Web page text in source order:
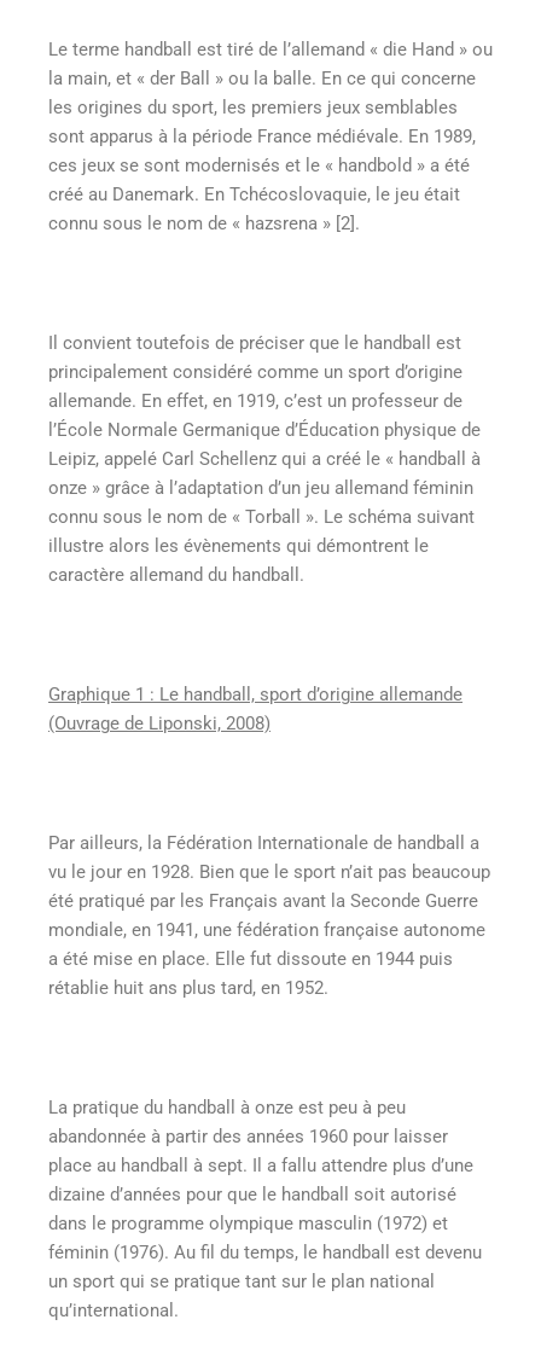
Le terme handball est tiré de l’allemand « die Hand » ou
la main, et « der Ball » ou la balle. En ce qui concerne
les origines du sport, les premiers jeux semblables
sont apparus à la période France médiévale. En 1989,
ces jeux se sont modernisés et le « handbold » a été
créé au Danemark. En Tchécoslovaquie, le jeu était
connu sous le nom de « hazsrena » [2].
Il convient toutefois de préciser que le handball est
principalement considéré comme un sport d’origine
allemande. En effet, en 1919, c’est un professeur de
l’École Normale Germanique d’Éducation physique de
Leipiz, appelé Carl Schellenz qui a créé le « handball à
onze » grâce à l’adaptation d’un jeu allemand féminin
connu sous le nom de « Torball ». Le schéma suivant
illustre alors les évènements qui démontrent le
caractère allemand du handball.
Graphique 1 : Le handball, sport d’origine allemande
(Ouvrage de Liponski, 2008)
Par ailleurs, la Fédération Internationale de handball a
vu le jour en 1928. Bien que le sport n’ait pas beaucoup
été pratiqué par les Français avant la Seconde Guerre
mondiale, en 1941, une fédération française autonome
a été mise en place. Elle fut dissoute en 1944 puis
rétablie huit ans plus tard, en 1952.
La pratique du handball à onze est peu à peu
abandonnée à partir des années 1960 pour laisser
place au handball à sept. Il a fallu attendre plus d’une
dizaine d’années pour que le handball soit autorisé
dans le programme olympique masculin (1972) et
féminin (1976). Au fil du temps, le handball est devenu
un sport qui se pratique tant sur le plan national
qu’international.